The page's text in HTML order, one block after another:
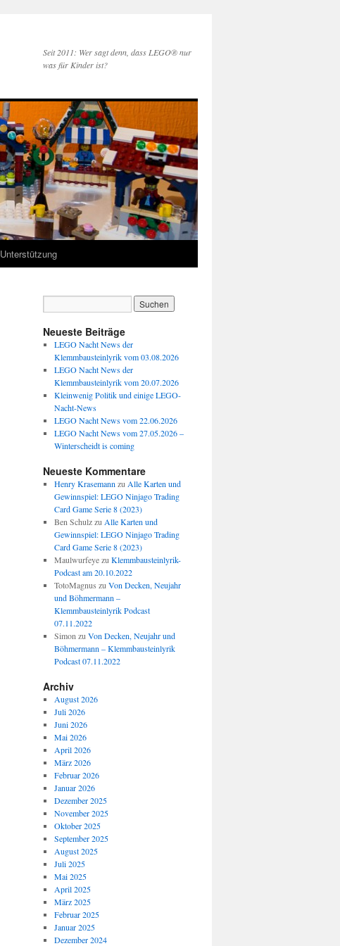
Seit 2011: Wer sagt denn, dass LEGO® nur
was für Kinder ist?
Unterstützung
Neueste Beiträge
LEGO Nacht News der
Klemmbausteinlyrik vom 03.08.2026
LEGO Nacht News der
Klemmbausteinlyrik vom 20.07.2026
Kleinwenig Politik und einige LEGO-
Nacht-News
LEGO Nacht News vom 22.06.2026
LEGO Nacht News vom 27.05.2026 –
Winterscheidt is coming
Neueste Kommentare
Henry Krasemann zu Alle Karten und
Gewinnspiel: LEGO Ninjago Trading
Card Game Serie 8 (2023)
Ben Schulzzu Alle Karten und
Gewinnspiel: LEGO Ninjago Trading
Card Game Serie 8 (2023)
Maulwurfeyezu Klemmbausteinlyrik-
Podcast am 20.10.2022
TotoMagnus zu Von Decken, Neujahr
und Böhmermann –
Klemmbausteinlyrik Podcast
07.11.2022
Simon zu Von Decken, Neujahr und
Böhmermann – Klemmbausteinlyrik
Podcast 07.11.2022
Archiv
August 2026
Juli 2026
Juni 2026
Mai 2026
April 2026
März 2026
Februar 2026
Januar 2026
Dezember 2025
November 2025
Oktober 2025
September 2025
August 2025
Juli 2025
Mai 2025
April 2025
März 2025
Februar 2025
Januar 2025
Dezember 2024